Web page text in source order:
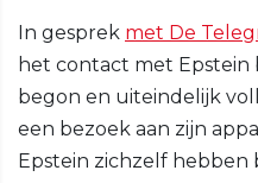
In gesprek met De
het contact met Epstein
begon en uiteindelijk
een bezoek aan zijn
Epstein zichzelf hebben